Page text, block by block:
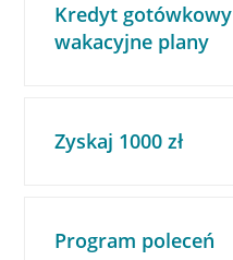
Kredyt
wakacyjne plany
Zyskaj 1000 zł
Program poleceń